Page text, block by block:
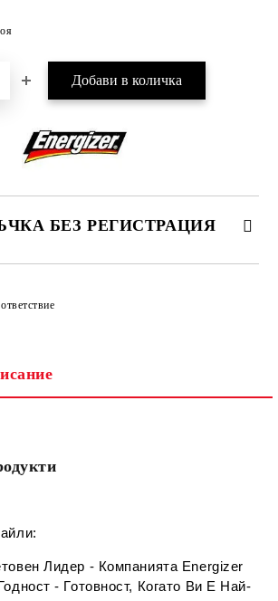
БЕЗ РЕГИСТРАЦИЯ
с
с вас в рамките на работния ден.
Лидер - Компанията Energizer
- Готовност, Когато Ви Е Най-